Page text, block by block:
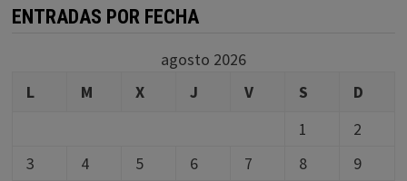
ENTRADAS POR FECHA
agosto 2026
L
M X J V S
D
1
2
3
4 5 6 7 8
9